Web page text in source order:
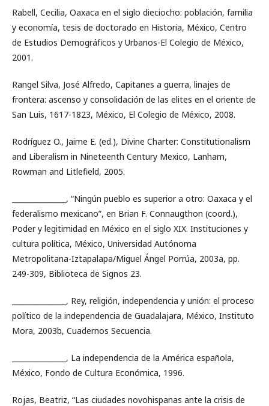
Rabell, Cecilia, Oaxaca en el siglo dieciocho: población, familia
y economía, tesis de doctorado en Historia, México, Centro
de Estudios Demográficos y Urbanos-El Colegio de México,
2001.
Rangel Silva, José Alfredo, Capitanes a guerra, linajes de
frontera: ascenso y consolidación de las elites en el oriente de
San Luis, 1617-1823, México, El Colegio de México, 2008.
Rodríguez O., Jaime E. (ed.), Divine Charter: Constitutionalism
and Liberalism in Nineteenth Century Mexico, Lanham,
Rowman and Litlefield, 2005.
_______________, “Ningún pueblo es superior a otro: Oaxaca y el
federalismo mexicano”, en Brian F. Connaugthon (coord.),
Poder y legitimidad en México en el siglo XIX. Instituciones y
cultura política, México, Universidad Autónoma
Metropolitana-Iztapalapa/Miguel Ángel Porrúa, 2003a, pp.
249-309, Biblioteca de Signos 23.
_______________, Rey, religión, independencia y unión: el proceso
político de la independencia de Guadalajara, México, Instituto
Mora, 2003b, Cuadernos Secuencia.
_______________, La independencia de la América española,
México, Fondo de Cultura Económica, 1996.
Rojas, Beatriz, “Las ciudades novohispanas ante la crisis de